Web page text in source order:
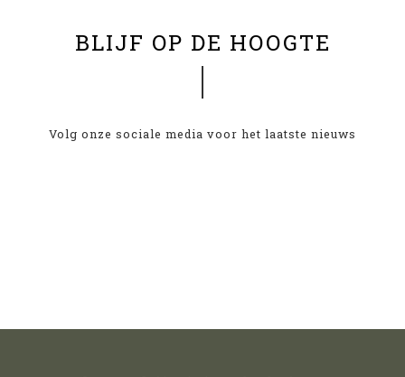
BLIJF OP DE HOOGTE
Volg onze sociale media voor het laatste nieuws